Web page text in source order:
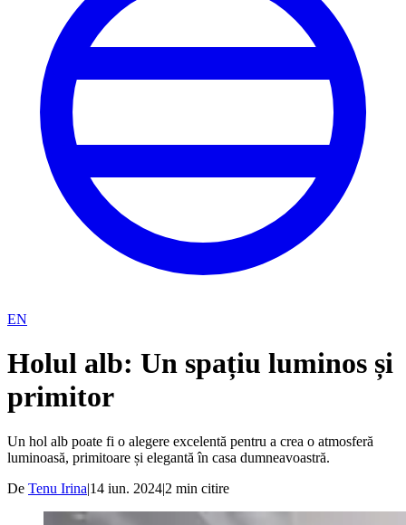
EN
Holul alb: Un spațiu luminos și
primitor
Un hol alb poate fi o alegere excelentă pentru a crea o atmosferă
luminoasă, primitoare și elegantă în casa dumneavoastră.
De Tenu Irina|14 iun. 2024|2 min citire